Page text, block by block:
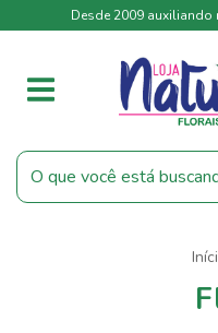
Desde 2009